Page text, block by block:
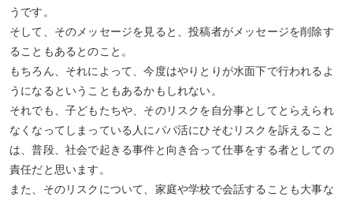
うです。
そして、そのメッセージを見ると、投稿者がメッセージを削除す
ることもあるとのこと。
もちろん、それによって、今度はやりとりが水面下で行われるよ
うになるということもあるかもしれない。
それでも、子どもたちや、そのリスクを自分事としてとらえられ
なくなってしまっている人にパパ活にひそむリスクを訴えること
は、普段、社会で起きる事件と向き合って仕事をする者としての
責任だと思います。
また、そのリスクについて、家庭や学校で会話することも大事な